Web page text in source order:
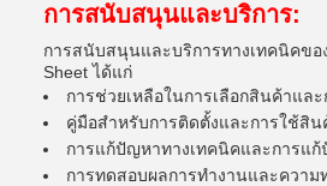
การสนับสนุนและบริการ:
การสนับสนุนและบริการทางเทคนิคข
Sheet ได้แก่
การช่วยเหลือในการเลือกสินค้าแล
คู่มือสําหรับการติดตั้งและการใช้สิน
การแก้ปัญหาทางเทคนิคและการแ
การทดสอบผลการทํางานและควา